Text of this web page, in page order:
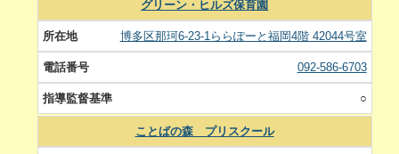
グリーン・ヒルズ保育園
博多区那珂6-23-1ららぽーと福岡4階 42044号室
092-586-6703
○
ことばの森 プリスクール